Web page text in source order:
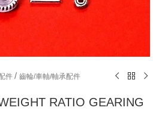
件 / 齒輪/車軸/軸承配件
RATIO GEARING